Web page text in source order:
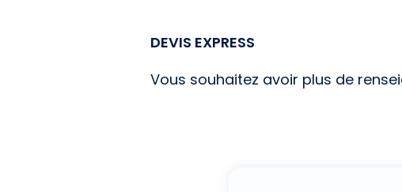
DEVIS EXPRESS
Vous souhaitez avoir plus de